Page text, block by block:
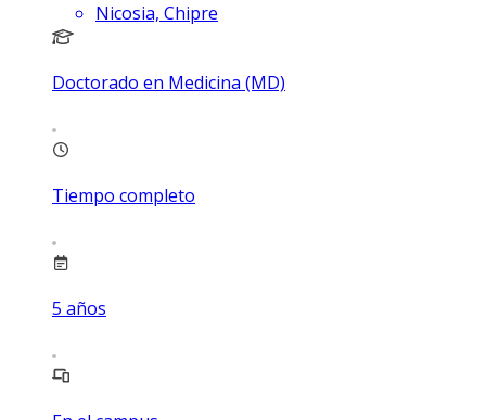
Nicosia, Chipre
Doctorado en Medicina (MD)
Tiempo completo
5 años